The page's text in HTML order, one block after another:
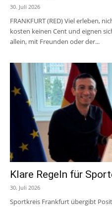
30. Juli 2026
FRANKFURT (RED) Viel erleben,
kosten keinen Cent und eignen
allein, mit Freunden oder der...
Klare Regeln für
30. Juli 2026
Sportkreis Frankfurt übergibt